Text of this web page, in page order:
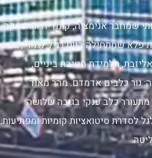
(2021) הוא סרט משפחתי שמחבר אנימציה, קומדיה והרפתקה
פלא שמתחילה ביום רגיל לגמרי, ואז
תלמידת חטיבת ביניים,
גור כלבים אדמדם. מהר מאוד
כלב ענקי בגובה שלושה
לסדרת סיטואציות קומיות ומפתיעות,